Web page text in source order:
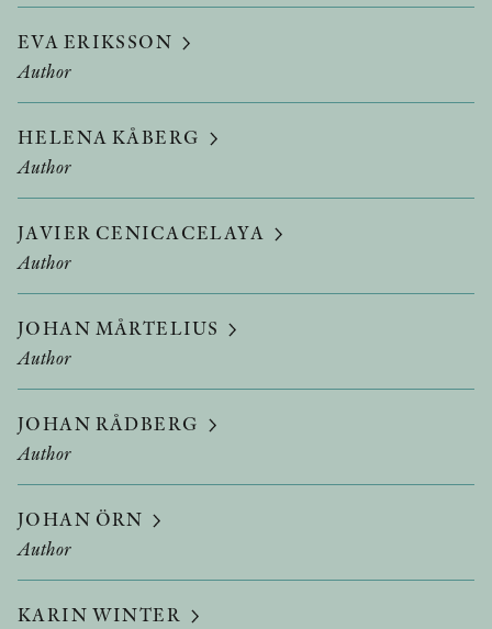
EVA ERIKSSON
Author
HELENA KÅBERG
Author
JAVIER CENICACELAYA
Author
JOHAN MÅRTELIUS
Author
JOHAN RÅDBERG
Author
JOHAN ÖRN
Author
KARIN WINTER